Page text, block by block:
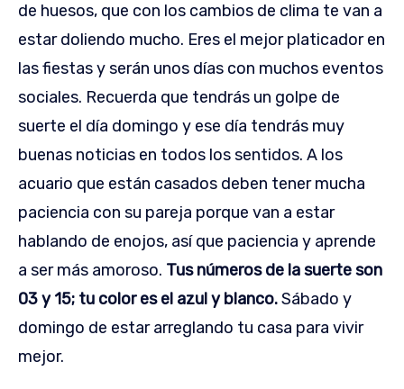
de huesos, que con los cambios de clima te van a
estar doliendo mucho. Eres el mejor platicador en
las fiestas y serán unos días con muchos eventos
sociales. Recuerda que tendrás un golpe de
suerte el día domingo y ese día tendrás muy
buenas noticias en todos los sentidos. A los
acuario que están casados deben tener mucha
paciencia con su pareja porque van a estar
hablando de enojos, así que paciencia y aprende
a ser más amoroso. Tus números de la suerte son
03 y 15; tu color es el azul y blanco.Sábado y
domingo de estar arreglando tu casa para vivir
mejor.